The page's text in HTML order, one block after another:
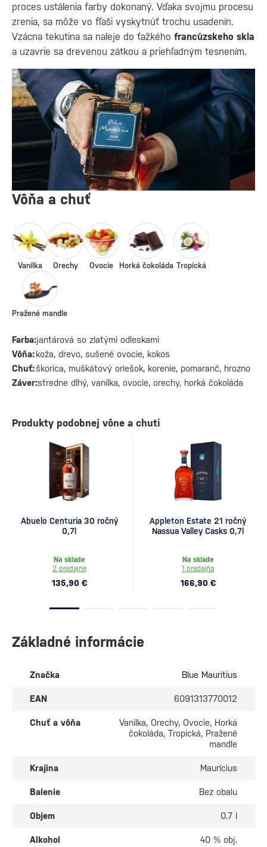
proces ustálenia farby dokonaný. Vďaka svojmu procesu
zrenia, sa môže vo fľaši vyskytnúť trochu usadenín.
Vzácna tekutina sa naleje do ťažkého francúzskeho skla
a uzavrie sa drevenou zátkou a priehľadným tesnením.
Vôňa a chuť
Farba:jantárová so zlatými odleskami
Vôňa:koža, drevo, sušené ovocie, kokos
Chuť:škorica, muškátový oriešok, korenie, pomaranč, hrozno
Záver:stredne dlhý, vanilka, ovocie, orechy, horká čokoláda
Vanilka Orechy Ovocie Horká čokoláda Tropická
Pražené mandle
Produkty podobnej vône a chuti
Abuelo Centuria 30 ročný
0,7l
Na sklade
2 predajne
135,90 €
Appleton Estate 21 ročný
Nassua Valley Casks 0,7l
Na sklade
1 predajňa
166,90 €
Základné informácie
Značka Blue Mauritius
EAN 6091313770012
Chuť a vôňa
Vanilka, Orechy, Ovocie, Horká
čokoláda, Tropická, Pražené
mandle
Krajina Maurícius
Balenie Bez obalu
Objem 0.7 l
Alkohol 40 % obj.